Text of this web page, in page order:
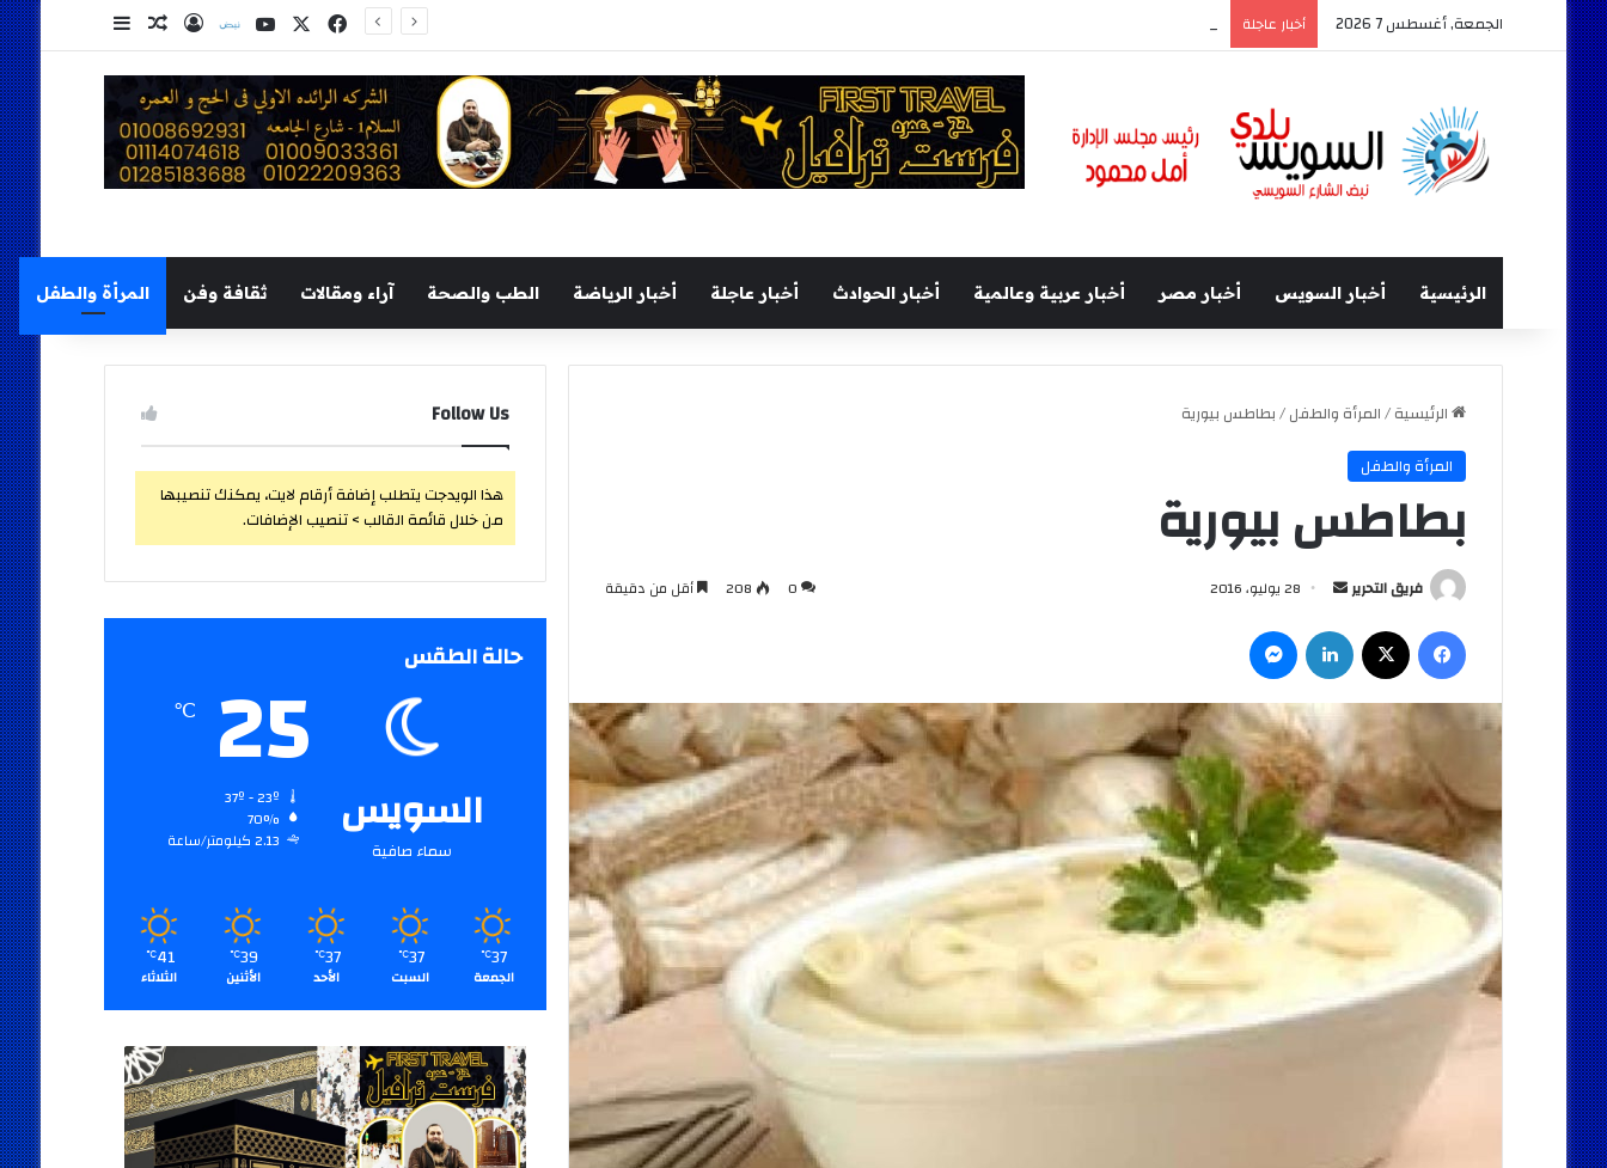
الجمعة, أغسطس 7 2026 أخبار عاجلة كامل الوزير وزير النقل يجري جولة تفقدية بميناء السخنة اليوم فيسبوك
‫X
‫YouTube
نلضتسجيل الدخول
مقال عشوائي
إضافة عمود
الرئيسية أخبار السويس أخبار مصر أخبار عربية وعالمية أخبار الحوادث أخبار عاجلة أخبار الرياضة الطب والصحة آراء ومقالات ثقافة وفن المرأة والطفل
الرئيسية/المرأة والطفل/بطاطس بيورية
المرأة والطفل
بطاطس بيورية
فريق التحرير
أرسل
إلكترونيا
28 يوليو، 2016 0
208 أقل من دقيقة
فيسبوك لينكدإن
Follow Us
هذا الويدجت يتطلب إضافة أرقام لايت، يمكنك تنصيبها
من خلال قائمة القالب > تنصيب الإضافات.
حالة الطقس
السويس
سماء صافية
25
℃
70%
2.13 كيلومتر/ساعة
37
℃
الجمعة
37
℃
السبت
37
℃
الأحد
39
℃
الأثنين
41
℃
الثلاثاء